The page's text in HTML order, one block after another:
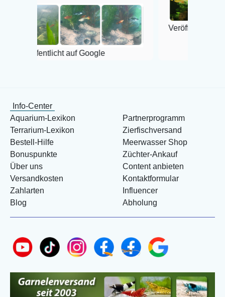
auf Google
Veröffentlicht auf Google
Info-Center
Aquarium-Lexikon
Terrarium-Lexikon
Bestell-Hilfe
Bonuspunkte
Über uns
Versandkosten
Zahlarten
Blog
Partnerprogramm
Zierfischversand
Meerwasser Shop
Züchter-Ankauf
Content anbieten
Kontaktformular
Influencer
Abholung